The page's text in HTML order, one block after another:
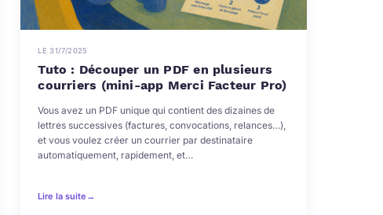
LE 31/7/2025
Tuto : Découper un PDF en plusieurs
courriers (mini-app Merci Facteur Pro)
Vous avez un PDF unique qui contient des dizaines de
lettres successives (factures, convocations, relances…),
et vous voulez créer un courrier par destinataire
automatiquement, rapidement, et…
Lire la suite →